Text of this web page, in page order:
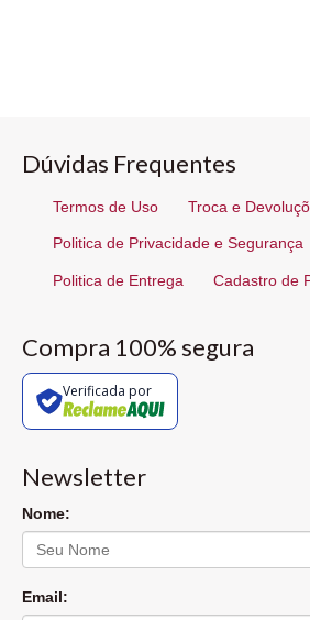
Dúvidas Frequentes
Termos de Uso Troca e
Politica de Privacidade e Segurança
Politica de Entrega Cadastro de
Compra 100% segura
Verificada por
Newsletter
Nome:
Email: